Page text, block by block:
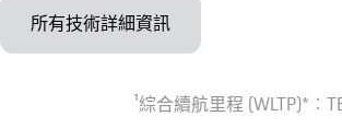
所有技術詳細資訊
1綜合續航里程